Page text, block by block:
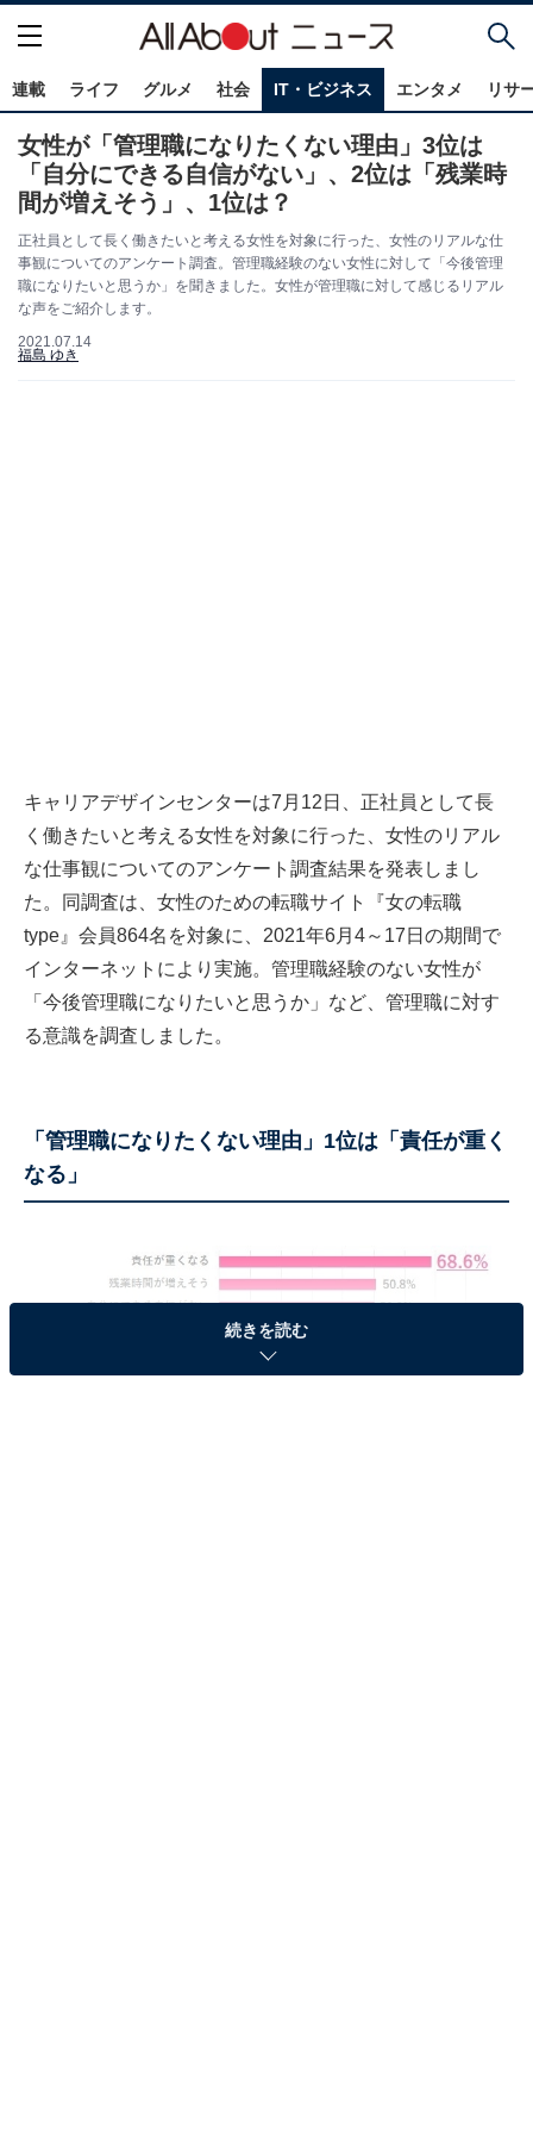
連載 ライフ グルメ 社会 IT・ビジネス エンタメ リサ
女性が「管理職になりたくない理由」3位は
「自分にできる自信がない」、2位は「残業時
間が増えそう」、1位は？
正社員として長く働きたいと考える女性を対象に行った、女性のリアルな仕
事観についてのアンケート調査。管理職経験のない女性に対して「今後管理
職になりたいと思うか」を聞きました。女性が管理職に対して感じるリアル
な声をご紹介します。
2021.07.14
福島 ゆき
キャリアデザインセンターは7月12日、正社員として長
く働きたいと考える女性を対象に行った、女性のリアル
な仕事観についてのアンケート調査結果を発表しまし
た。同調査は、女性のための転職サイト『女の転職
type』会員864名を対象に、2021年6月4～17日の期間で
インターネットにより実施。管理職経験のない女性が
「今後管理職になりたいと思うか」など、管理職に対す
る意識を調査しました。
「管理職になりたくない理由」1位は「責任が重く
なる」
管理職になりたくない理由は？ ※複数回答あり
続きを読む